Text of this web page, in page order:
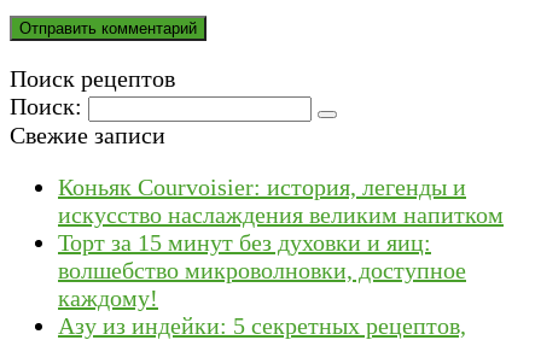
Поиск рецептов
Поиск:
Свежие записи
Коньяк Courvoisier: история, легенды и
искусство наслаждения великим напитком
Торт за 15 минут без духовки и яиц:
волшебство микроволновки, доступное
каждому!
Азу из индейки: 5 секретных рецептов,